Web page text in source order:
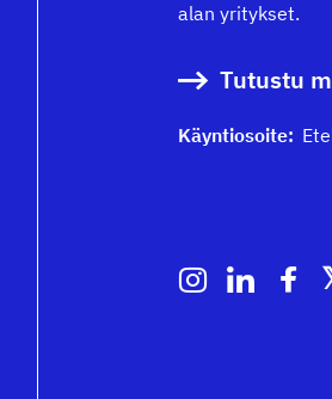
alan yritykset.
Tutustu
Käyntiosoite: